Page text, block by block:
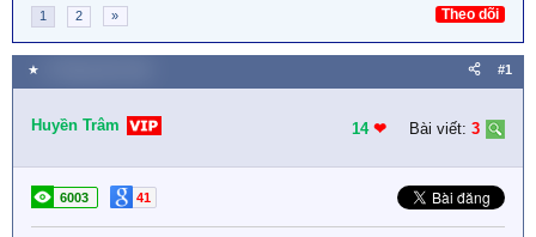
1 2 » Theo dõi
★ #1
Huyền Trâm 14 ❤︎ Bài viết: 3
6003 41